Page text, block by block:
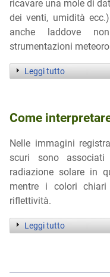
ricavare una mole di
dei venti, umidità
anche laddove
strumentazioni
Leggi tutto
Come
Nelle immagini
scuri sono
radiazione solare in
mentre i colori
riflettività.
Leggi tutto